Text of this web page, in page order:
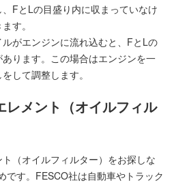
FとLの目盛り内に収まっていなけ
す。
がエンジンに流れ込むと、FとLの
ります。この場合はエンジンを一
して調整します。
レメント（オイルフィル
（オイルフィルター）をお探しな
です。FESCO社は自動車やトラック